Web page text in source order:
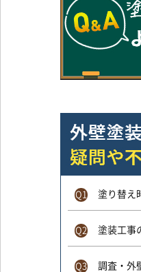
Q1 塗り替え
Q2 塗装工事
Q3 調査・外